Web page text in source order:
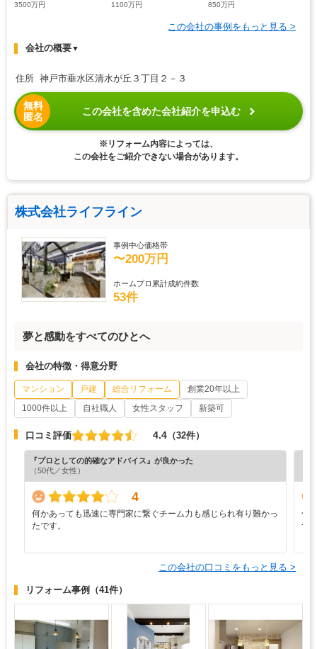
3500万円
1100万円
850万円
この会社の事例をもっと見る >
会社の概要▼
住所 神戸市垂水区清水が丘３丁目２－３
無料
匿名
この会社を含めた会社紹介を申込む
※リフォーム内容によっては、
この会社をご紹介できない場合があります。
株式会社ライフライン
事例中心価格帯
〜200万円
ホームプロ累計成約件数
53件
夢と感動をすべてのひとへ
会社の特徴・得意分野
マンション 戸建 総合リフォーム
創業20年以上
1000件以上
自社職人 女性スタッフ 新築可
口コミ評価 4.4 （32件）
『プロとしての的確なアドバイス』が良かった
（50代／女性）
4
何かあっても迅速に専門家に繋ぐチーム力も感じられ有り難かっ
たです。
信
つ
この会社の口コミをもっと見る >
リフォーム事例 （41件）